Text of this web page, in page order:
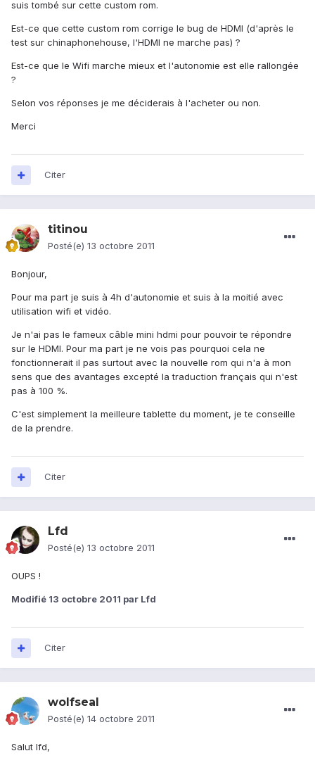
suis tombé sur cette custom rom.
Est-ce que cette custom rom corrige le bug de HDMI (d'après le
test sur chinaphonehouse, l'HDMI ne marche pas) ?
Est-ce que le Wifi marche mieux et l'autonomie est elle rallongée
?
Selon vos réponses je me déciderais à l'acheter ou non.
Merci
Citer
titinou
Posté(e) 13 octobre 2011
Bonjour,
Pour ma part je suis à 4h d'autonomie et suis à la moitié avec
utilisation wifi et vidéo.
Je n'ai pas le fameux câble mini hdmi pour pouvoir te répondre
sur le HDMI. Pour ma part je ne vois pas pourquoi cela ne
fonctionnerait il pas surtout avec la nouvelle rom qui n'a à mon
sens que des avantages excepté la traduction français qui n'est
pas à 100 %.
C'est simplement la meilleure tablette du moment, je te conseille
de la prendre.
Citer
Lfd
Posté(e) 13 octobre 2011
OUPS !
Modifié 13 octobre 2011 par Lfd
Citer
wolfseal
Posté(e) 14 octobre 2011
Salut lfd,